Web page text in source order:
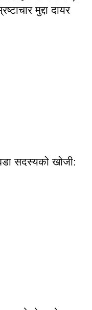
मुद्दा दायर
सदस्यको खोजी: